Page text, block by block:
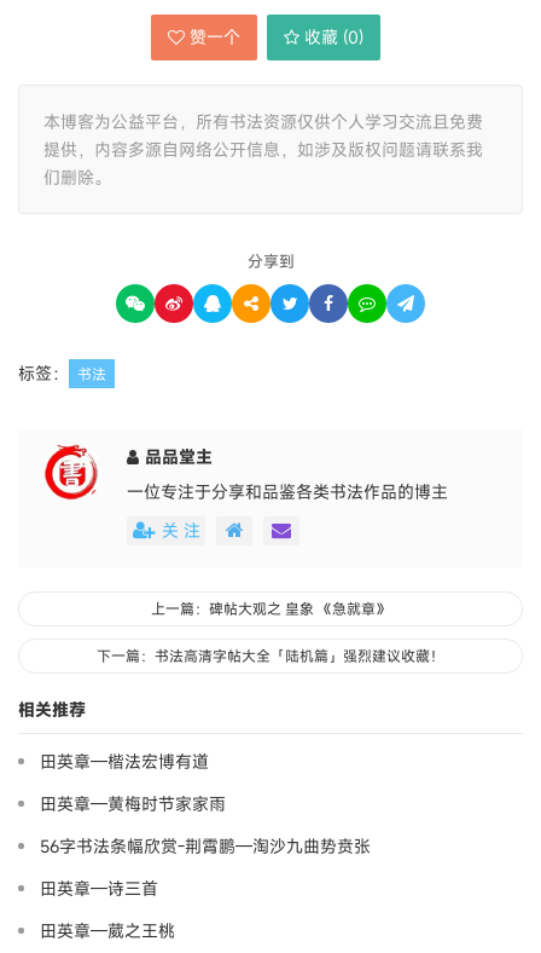
赞一个 收藏 (0)
本博客为公益平台，所有书法资源仅供个人学习交流且免费
提供，内容多源自网络公开信息，如涉及版权问题请联系我
们删除。
分享到
标签： 书法
品品堂主
一位专注于分享和品鉴各类书法作品的博主
关 注
上一篇：碑帖大观之 皇象 《急就章》
下一篇：书法高清字帖大全「陆机篇」强烈建议收藏！
相关推荐
田英章—楷法宏博有道
田英章—黄梅时节家家雨
56字书法条幅欣赏-荆霄鹏—淘沙九曲势贲张
田英章—诗三首
田英章—葳之王桃